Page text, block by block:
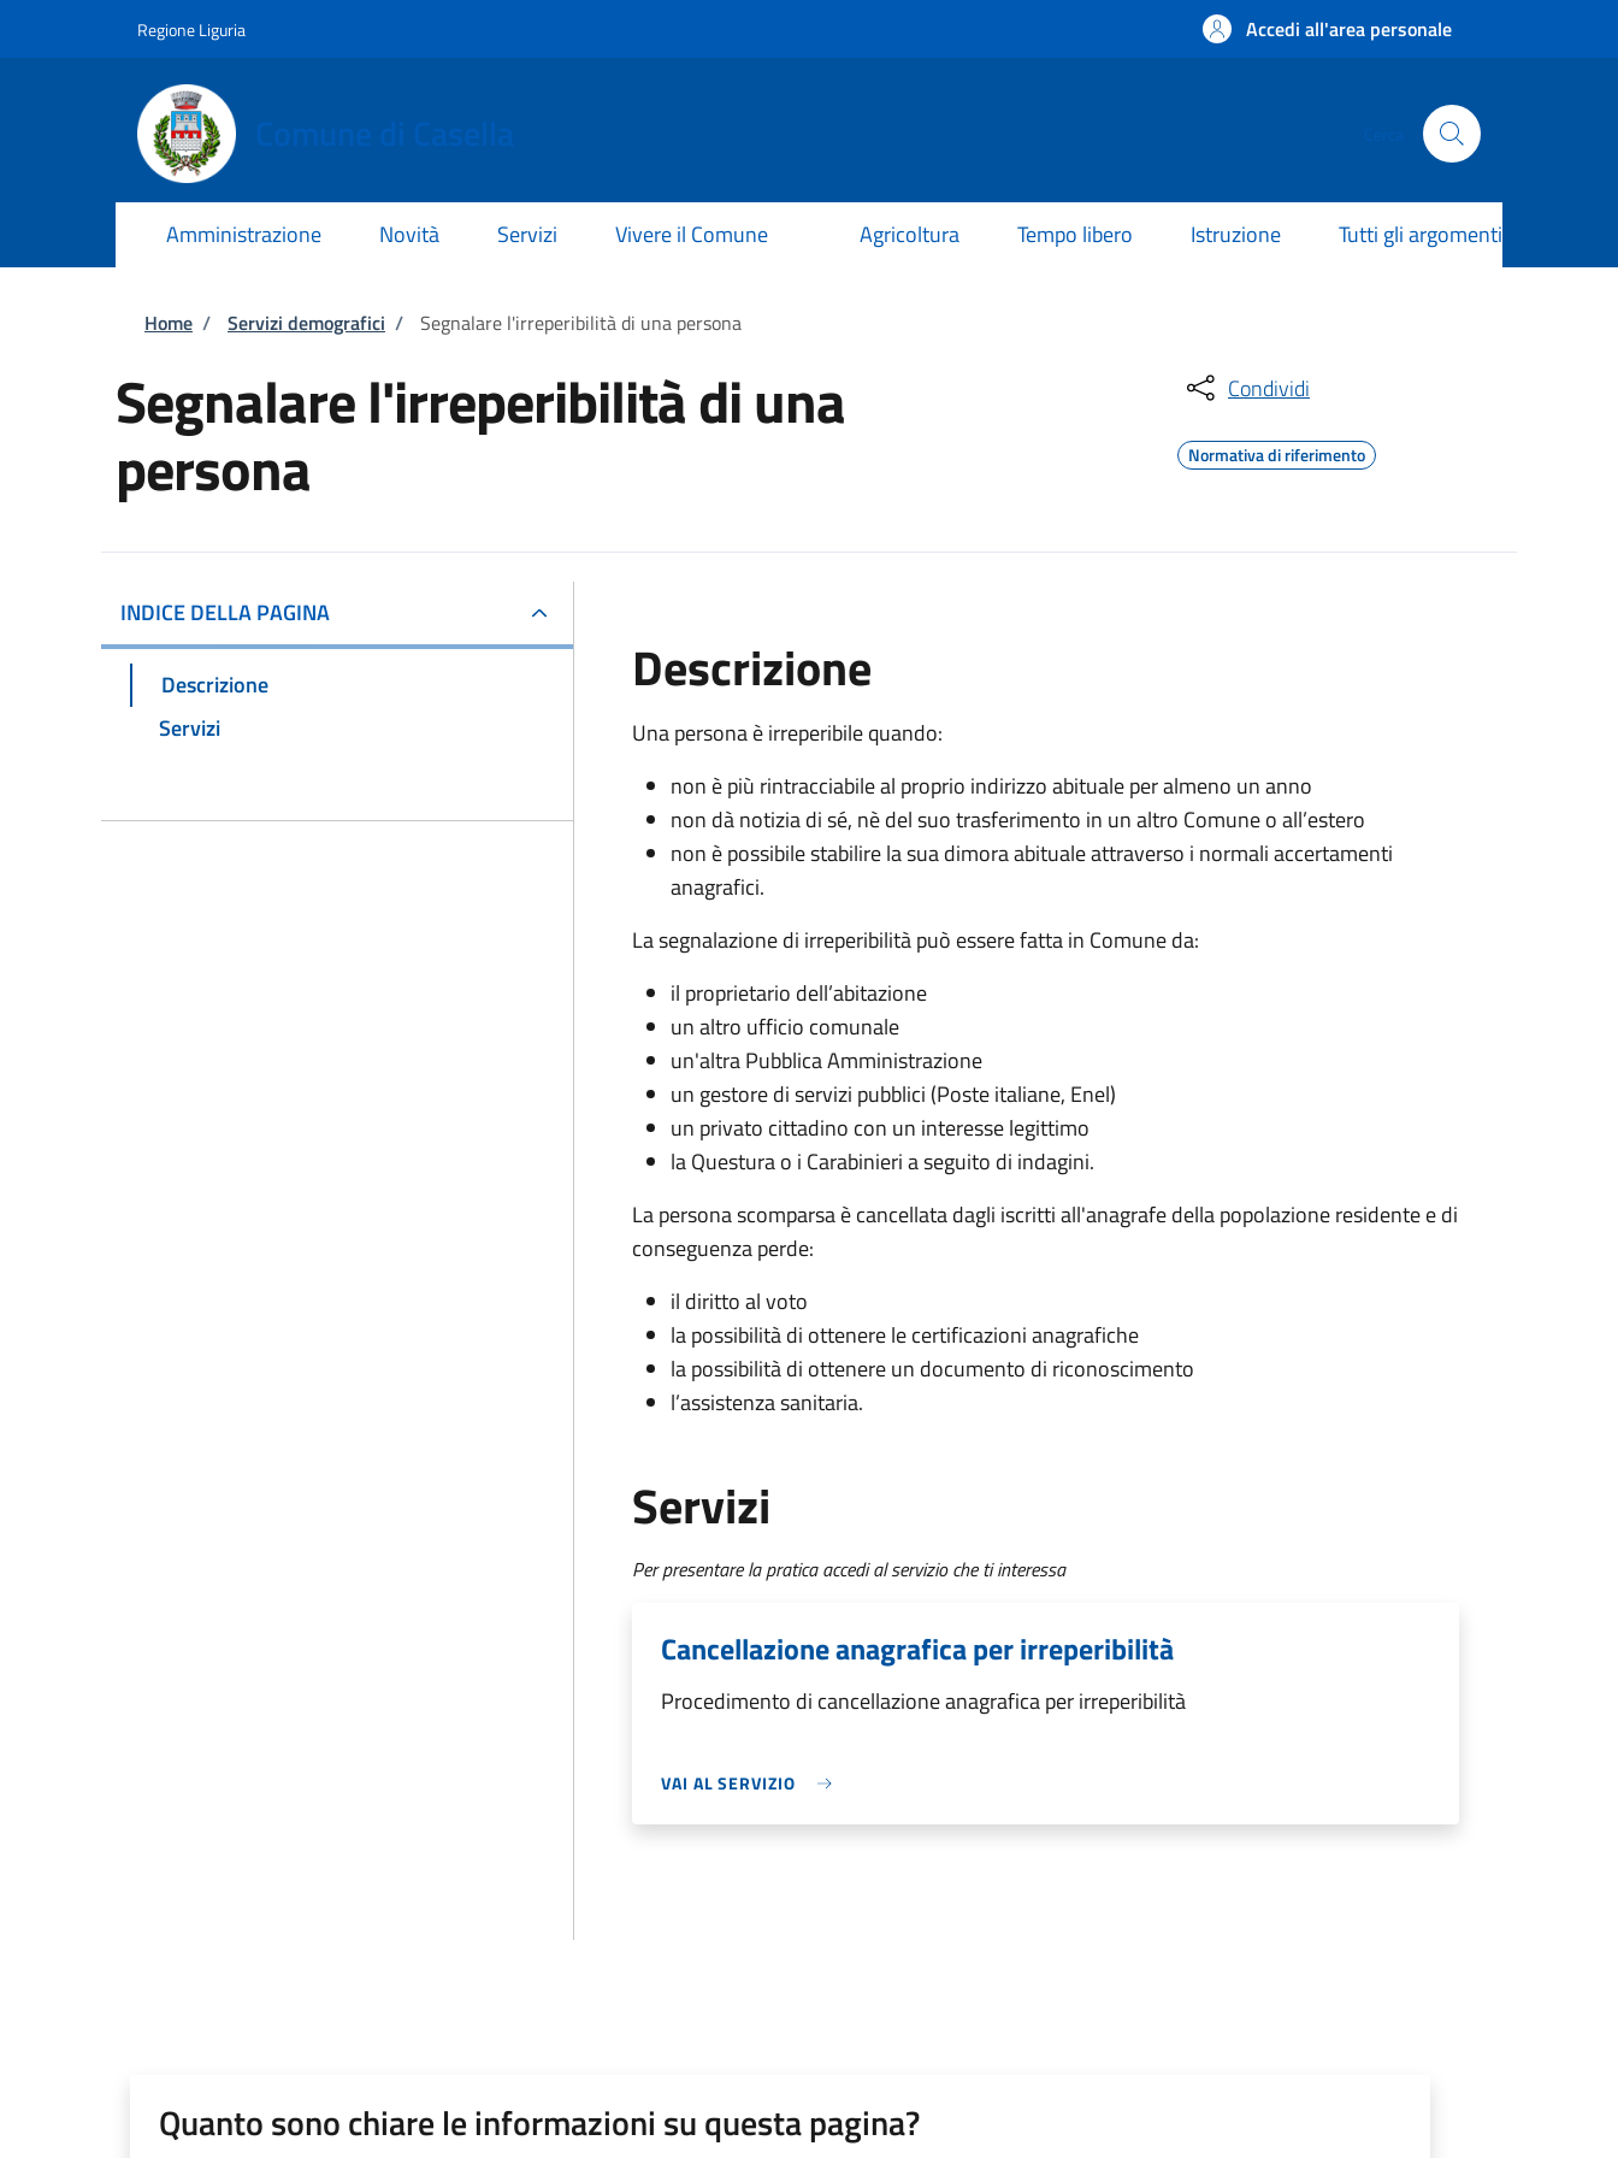
Regione Liguria Accedi all'area personale
Amministrazione Novità Servizi Vivere il Comune Agricoltura Tempo libero Istruzione Tutti gli argomenti
Briciole di pane
Home / Servizi demografici / Segnalare l'irreperibilità di una persona
Segnalare l'irreperibilità di una
persona
Condividi
Normativa di riferimento
INDICE DELLA PAGINA
Descrizione
Servizi
Descrizione
Una persona è irreperibile quando:
non è più rintracciabile al proprio indirizzo abituale per almeno un anno
non dà notizia di sé, nè del suo trasferimento in un altro Comune o all’estero
non è possibile stabilire la sua dimora abituale attraverso i normali accertamenti
anagrafici.
La segnalazione di irreperibilità può essere fatta in Comune da:
il proprietario dell’abitazione
un altro ufficio comunale
un'altra Pubblica Amministrazione
un gestore di servizi pubblici (Poste italiane, Enel)
un privato cittadino con un interesse legittimo
la Questura o i Carabinieri a seguito di indagini.
La persona scomparsa è cancellata dagli iscritti all'anagrafe della popolazione residente e di
conseguenza perde:
il diritto al voto
la possibilità di ottenere le certificazioni anagrafiche
la possibilità di ottenere un documento di riconoscimento
l’assistenza sanitaria.
Servizi
Per presentare la pratica accedi al servizio che ti interessa
Cancellazione anagrafica per irreperibilità
Procedimento di cancellazione anagrafica per irreperibilità
VAI AL SERVIZIO
Quanto sono chiare le informazioni su questa pagina?